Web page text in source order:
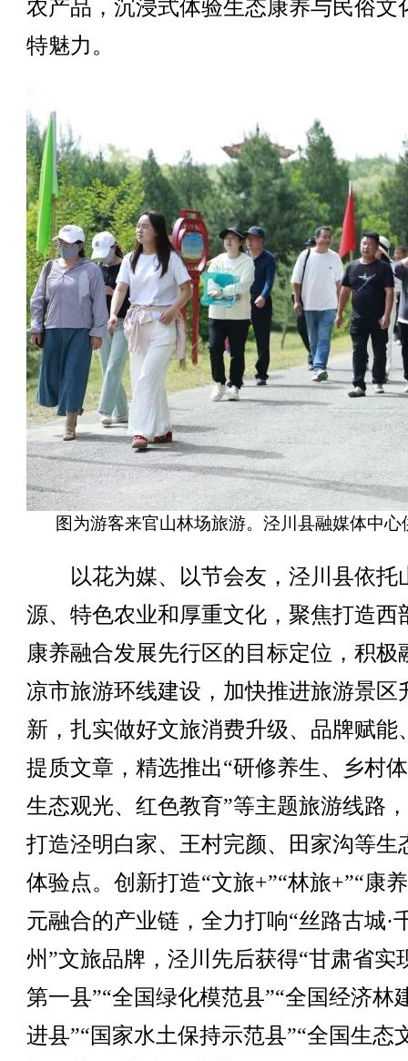
农产品，沉浸式体验生态康养与民俗文
特魅力。
图为游客来官山林场旅游。泾川县融媒体中心
以花为媒、以节会友，泾川县依托
源、特色农业和厚重文化，聚焦打造西
康养融合发展先行区的目标定位，积极
凉市旅游环线建设，加快推进旅游景区
新，扎实做好文旅消费升级、品牌赋能
提质文章，精选推出“研修养生、乡村
生态观光、红色教育”等主题旅游线路
打造泾明白家、王村完颜、田家沟等生
体验点。创新打造“文旅+”“林旅+”“康
元融合的产业链，全力打响“丝路古城·
州”文旅品牌，泾川先后获得“甘肃省实
第一县”“全国绿化模范县”“全国经济林
进县”“国家水土保持示范县”“全国生态